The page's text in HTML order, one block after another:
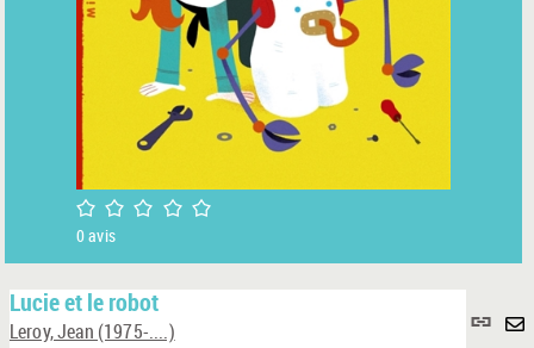
/5
0avis
Lien
Lucie et le robot
Leroy, Jean (1975-....)